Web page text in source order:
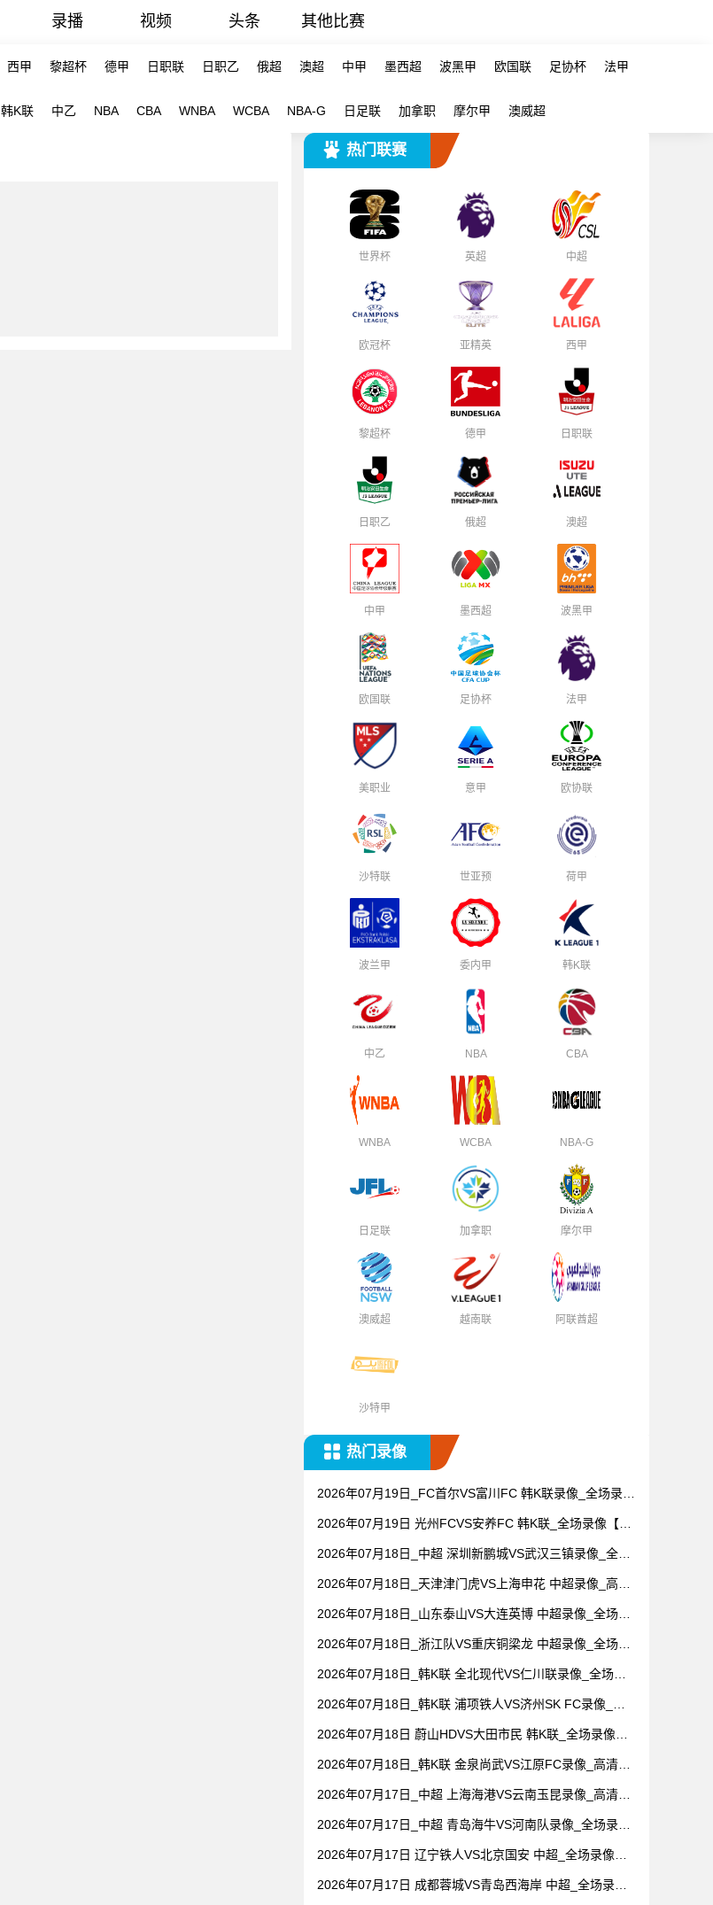
录播 视频 头条 其他比赛
西甲 黎超杯 德甲 日职联 日职乙 俄超 澳超 中甲 墨西超 波黑甲 欧国联 足协杯 法甲
韩K联 中乙 NBA CBA WNBA WCBA NBA-G 日足联 加拿职 摩尔甲 澳威超
热门联赛
世界杯 英超 中超
欧冠杯 亚精英 西甲
黎超杯 德甲 日职联
日职乙 俄超 澳超
中甲 墨西超 波黑甲
欧国联 足协杯 法甲
美职业 意甲 欧协联
沙特联 世亚预 荷甲
波兰甲 委内甲 韩K联
中乙 NBA CBA
WNBA WCBA NBA-G
日足联 加拿职 摩尔甲
澳威超 越南联 阿联酋超
沙特甲
热门录像
2026年07月19日_FC首尔VS富川FC 韩K联录像_全场录像
2026年07月19日 光州FCVS安养FC 韩K联_全场录像【全
2026年07月18日_中超 深圳新鹏城VS武汉三镇录像_全场
2026年07月18日_天津津门虎VS上海申花 中超录像_高清
2026年07月18日_山东泰山VS大连英博 中超录像_全场录
2026年07月18日_浙江队VS重庆铜梁龙 中超录像_全场录
2026年07月18日_韩K联 全北现代VS仁川联录像_全场录
2026年07月18日_韩K联 浦项铁人VS济州SK FC录像_高
2026年07月18日 蔚山HDVS大田市民 韩K联_全场录像
2026年07月18日_韩K联 金泉尚武VS江原FC录像_高清录
2026年07月17日_中超 上海海港VS云南玉昆录像_高清录
2026年07月17日_中超 青岛海牛VS河南队录像_全场录像
2026年07月17日 辽宁铁人VS北京国安 中超_全场录像
2026年07月17日 成都蓉城VS青岛西海岸 中超_全场录像